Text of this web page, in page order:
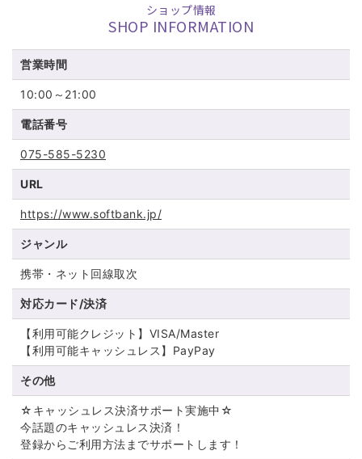
ショップ情報
SHOP INFORMATION
営業時間
10:00～21:00
電話番号
075-585-5230
URL
https://www.softbank.jp/
ジャンル
携帯・ネット回線取次
対応カード/決済
【利用可能クレジット】VISA/Master
【利用可能キャッシュレス】PayPay
その他
☆キャッシュレス決済サポート実施中☆
今話題のキャッシュレス決済！
登録からご利用方法までサポートします！